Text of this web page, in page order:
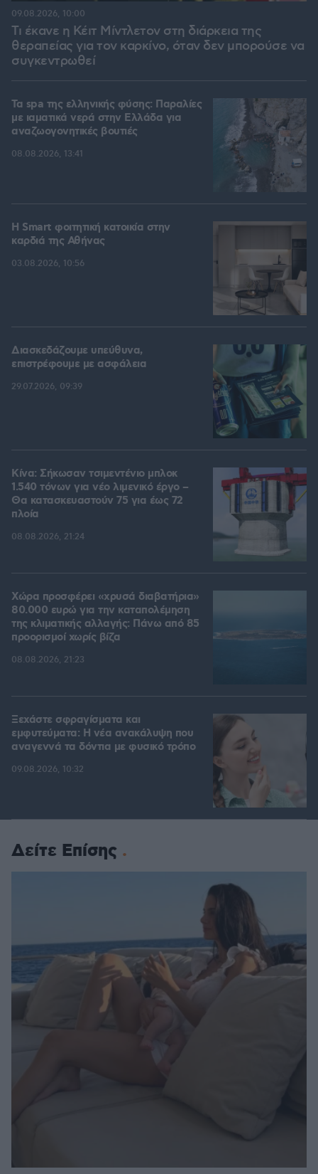
Τι έκανε η Κέιτ Μίντλετον στη διάρκεια της
θεραπείας για τον καρκίνο, όταν δεν μπορούσε να
συγκεντρωθεί
09.08.2026, 10:00
Τα spa της ελληνικής φύσης: Παραλίες
με ιαματικά νερά στην Ελλάδα για
αναζωογονητικές βουτιές
08.08.2026, 13:41
Η Smart φοιτητική κατοικία στην
καρδιά της Αθήνας
03.08.2026, 10:56
Διασκεδάζουμε υπεύθυνα,
επιστρέφουμε με ασφάλεια
29.07.2026, 09:39
Κίνα: Σήκωσαν τσιμεντένιο μπλοκ
1.540 τόνων για νέο λιμενικό έργο –
Θα κατασκευαστούν 75 για έως 72
πλοία
08.08.2026, 21:24
Χώρα προσφέρει «χρυσά διαβατήρια»
80.000 ευρώ για την καταπολέμηση
της κλιματικής αλλαγής: Πάνω από 85
προορισμοί χωρίς βίζα
08.08.2026, 21:23
Ξεχάστε σφραγίσματα και
εμφυτεύματα: Η νέα ανακάλυψη που
αναγεννά τα δόντια με φυσικό τρόπο
09.08.2026, 10:32
Δείτε Επίσης